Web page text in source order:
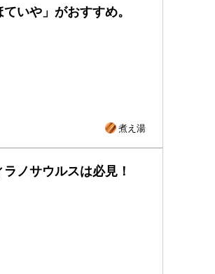
いや」がおすすめ。
煮え湯
ノサウルスは必見！